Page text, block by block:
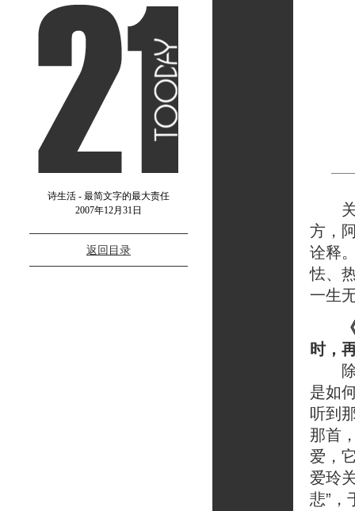
诗生活 - 最简文字的最大责任
2007年12月31日
返回目录
关
方，
诠释
怯、
一生
时，
除
是如
听到
那首
爱，
爱玲
悲”，